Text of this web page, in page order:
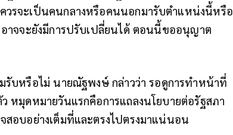
วรจะเป็นคนกลางหรือคนนอกมารับตำแหน่งนี้หรือ
าจจะยังมีการปรับเปลี่ยนได้ ตอนนี้ขออนุญาต
รับหรือไม่ นายณัฐพงษ์ กล่าวว่า รอดูการทำหน้าที่
หมุดหมายวันแรกคือการแถลงนโยบายต่อรัฐสภา
สอบอย่างเต็มที่และตรงไปตรงมาแน่นอน